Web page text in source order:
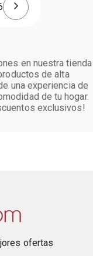
en nuestra tienda
de alta
una experiencia de
de tu hogar.
exclusivos!
ofertas